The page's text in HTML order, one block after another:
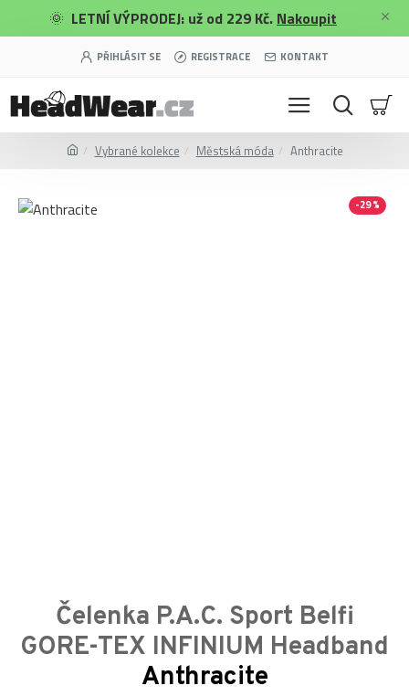
🌞 LETNÍ VÝPRODEJ: už od 229 Kč. Nakoupit
PŘIHLÁSIT SE REGISTRACE KONTAKT
Vybrané kolekce Městská móda Anthracite
-29 %
Čelenka P.A.C. Sport Belfi
GORE-TEX INFINIUM Headband
Anthracite